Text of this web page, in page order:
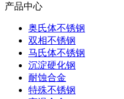
产品中心
奥氏体不锈钢
双相不锈钢
马氏体不锈钢
沉淀硬化钢
耐蚀合金
特殊不锈钢